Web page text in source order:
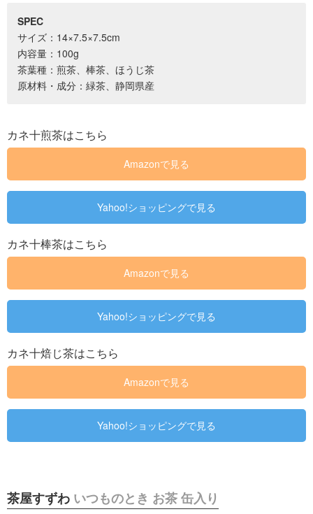
SPEC
サイズ：14×7.5×7.5cm
内容量：100g
茶葉種：煎茶、棒茶、ほうじ茶
原材料・成分：緑茶、静岡県産
カネ十煎茶はこちら
Amazonで見る
Yahoo!ショッピングで見る
カネ十棒茶はこちら
Amazonで見る
Yahoo!ショッピングで見る
カネ十焙じ茶はこちら
Amazonで見る
Yahoo!ショッピングで見る
茶屋すずわ いつものとき お茶 缶入り